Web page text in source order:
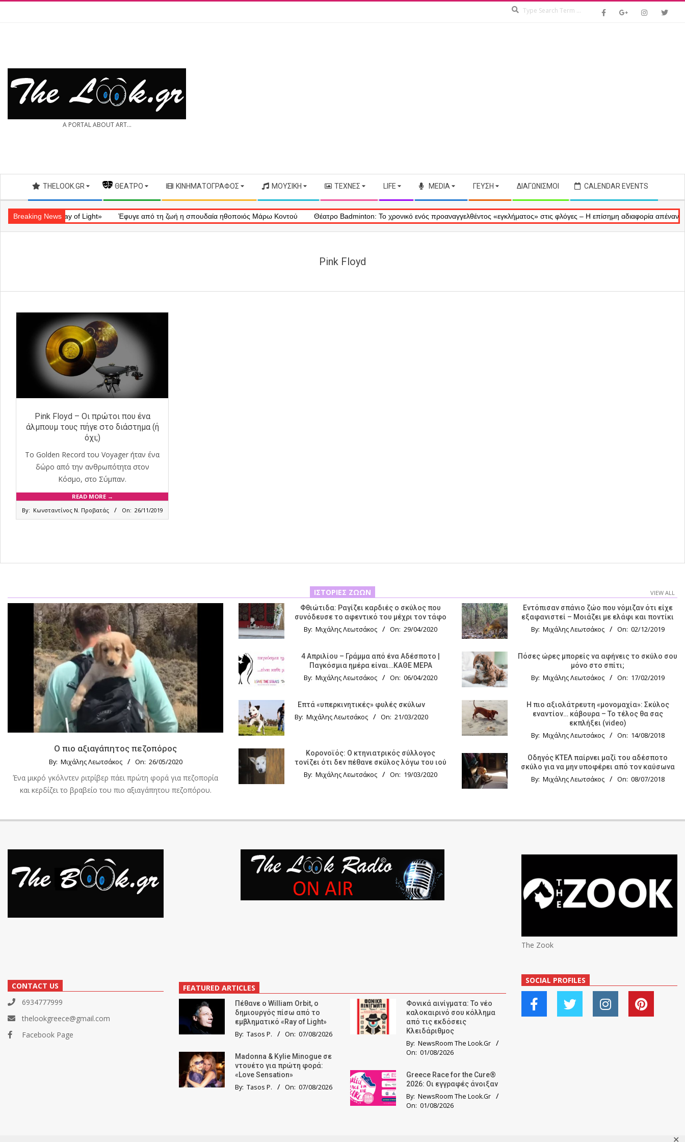
✕
THE A PORTAL ABOUT ART...
Secondary
Navigation
Menu
THELOOK.GR — ΘΈΑΤΡΟ ΚΙΝΗΜΑΤΟΓΡΆΦΟΣ ΜΟΥΣΙΚΉ ΤΈΧΝΕΣ LIFE MEDIA ΓΕΎΣΗ ΔΙΑΓΩΝΙΣΜΟΊ CALENDAR EVENTS
Breaking News
«Ray of Light» Έφυγε από τη ζωή η σπουδαία ηθοποιός Μάρω Κοντού Θέατρο Badminton: Το χρονικό ενός προαναγγελθέντος «εγκλήματος» στις φλόγες – Η επίσημη αδιαφορία απέναντι στις
Pink Floyd
Pink Floyd – Οι πρώτοι που ένα
άλμπουμ τους πήγε στο διάστημα (ή
όχι;)
Το Golden Record του Voyager ήταν ένα
δώρο από την ανθρωπότητα στον
Κόσμο, στο Σύμπαν.
READ MORE →
11-
By: Κωνσταντίνος Ν. Προβατάς On: 26/11/2019
ΙΣΤΟΡΊΕΣ ΖΏΩΝ VIEW ALL
Ο πιο αξιαγάπητος πεζοπόρος
By: Μιχάλης Λεωτσάκος On: 26/05/2020
Ένα μικρό γκόλντεν ριτρίβερ πάει πρώτη φορά για πεζοπορία
και κερδίζει το βραβείο του πιο αξιαγάπητου πεζοπόρου.
Φθιώτιδα: Ραγίζει καρδιές ο σκύλος που
συνόδευσε το αφεντικό του μέχρι τον τάφο
By: Μιχάλης Λεωτσάκος On: 29/04/2020
4 Απριλίου – Γράμμα από ένα Αδέσποτο |
Παγκόσμια ημέρα είναι…ΚΑΘΕ ΜΕΡΑ
By: Μιχάλης Λεωτσάκος On: 06/04/2020
Επτά «υπερκινητικές» φυλές σκύλων
By: Μιχάλης Λεωτσάκος On: 21/03/2020
Κορονοϊός: Ο κτηνιατρικός σύλλογος
τονίζει ότι δεν πέθανε σκύλος λόγω του ιού
By: Μιχάλης Λεωτσάκος On: 19/03/2020
Εντόπισαν σπάνιο ζώο που νόμιζαν ότι είχε
εξαφανιστεί – Μοιάζει με ελάφι και ποντίκι
By: Μιχάλης Λεωτσάκος On: 02/12/2019
Πόσες ώρες μπορείς να αφήνεις το σκύλο σου
μόνο στο σπίτι;
By: Μιχάλης Λεωτσάκος On: 17/02/2019
Η πιο αξιολάτρευτη «μονομαχία»: Σκύλος
εναντίον… κάβουρα – Το τέλος θα σας
εκπλήξει (video)
By: Μιχάλης Λεωτσάκος On: 14/08/2018
Οδηγός KTΕΛ παίρνει μαζί του αδέσποτο
σκύλο για να μην υποφέρει από τον καύσωνα
By: Μιχάλης Λεωτσάκος On: 08/07/2018
CONTACT US
6934777999
thelookgreece@gmail.com
Facebook Page
FEATURED ARTICLES
Πέθανε ο William Orbit, ο
δημιουργός πίσω από το
εμβληματικό «Ray of Light»
By: Tasos P. On: 07/08/2026
Madonna & Kylie Minogue σε
ντουέτο για πρώτη φορά:
«Love Sensation»
By: Tasos P. On: 07/08/2026
Φονικά αινίγματα: Το νέο
καλοκαιρινό σου κόλλημα
από τις εκδόσεις
Κλειδάριθμος
By: NewsRoom The Look.Gr
On: 01/08/2026
Greece Race for the Cure®
2026: Οι εγγραφές άνοιξαν
By: NewsRoom The Look.Gr
On: 01/08/2026
The Zook
SOCIAL PROFILES